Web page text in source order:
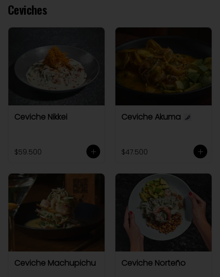
Ceviches
Ceviche Nikkei
$59.500
Ceviche Akuma
$47.500
Ceviche Machupichu Ceviche Norteño